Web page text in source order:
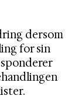
dersom
for sin